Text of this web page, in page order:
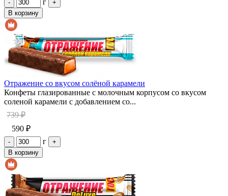
-
+
В корзину
Отражение со вкусом солёной карамели
Конфеты глазированные с молочным корпусом со вкусом
соленой карамели с добавлением со...
739 ₽
590 ₽
- г
+
В корзину